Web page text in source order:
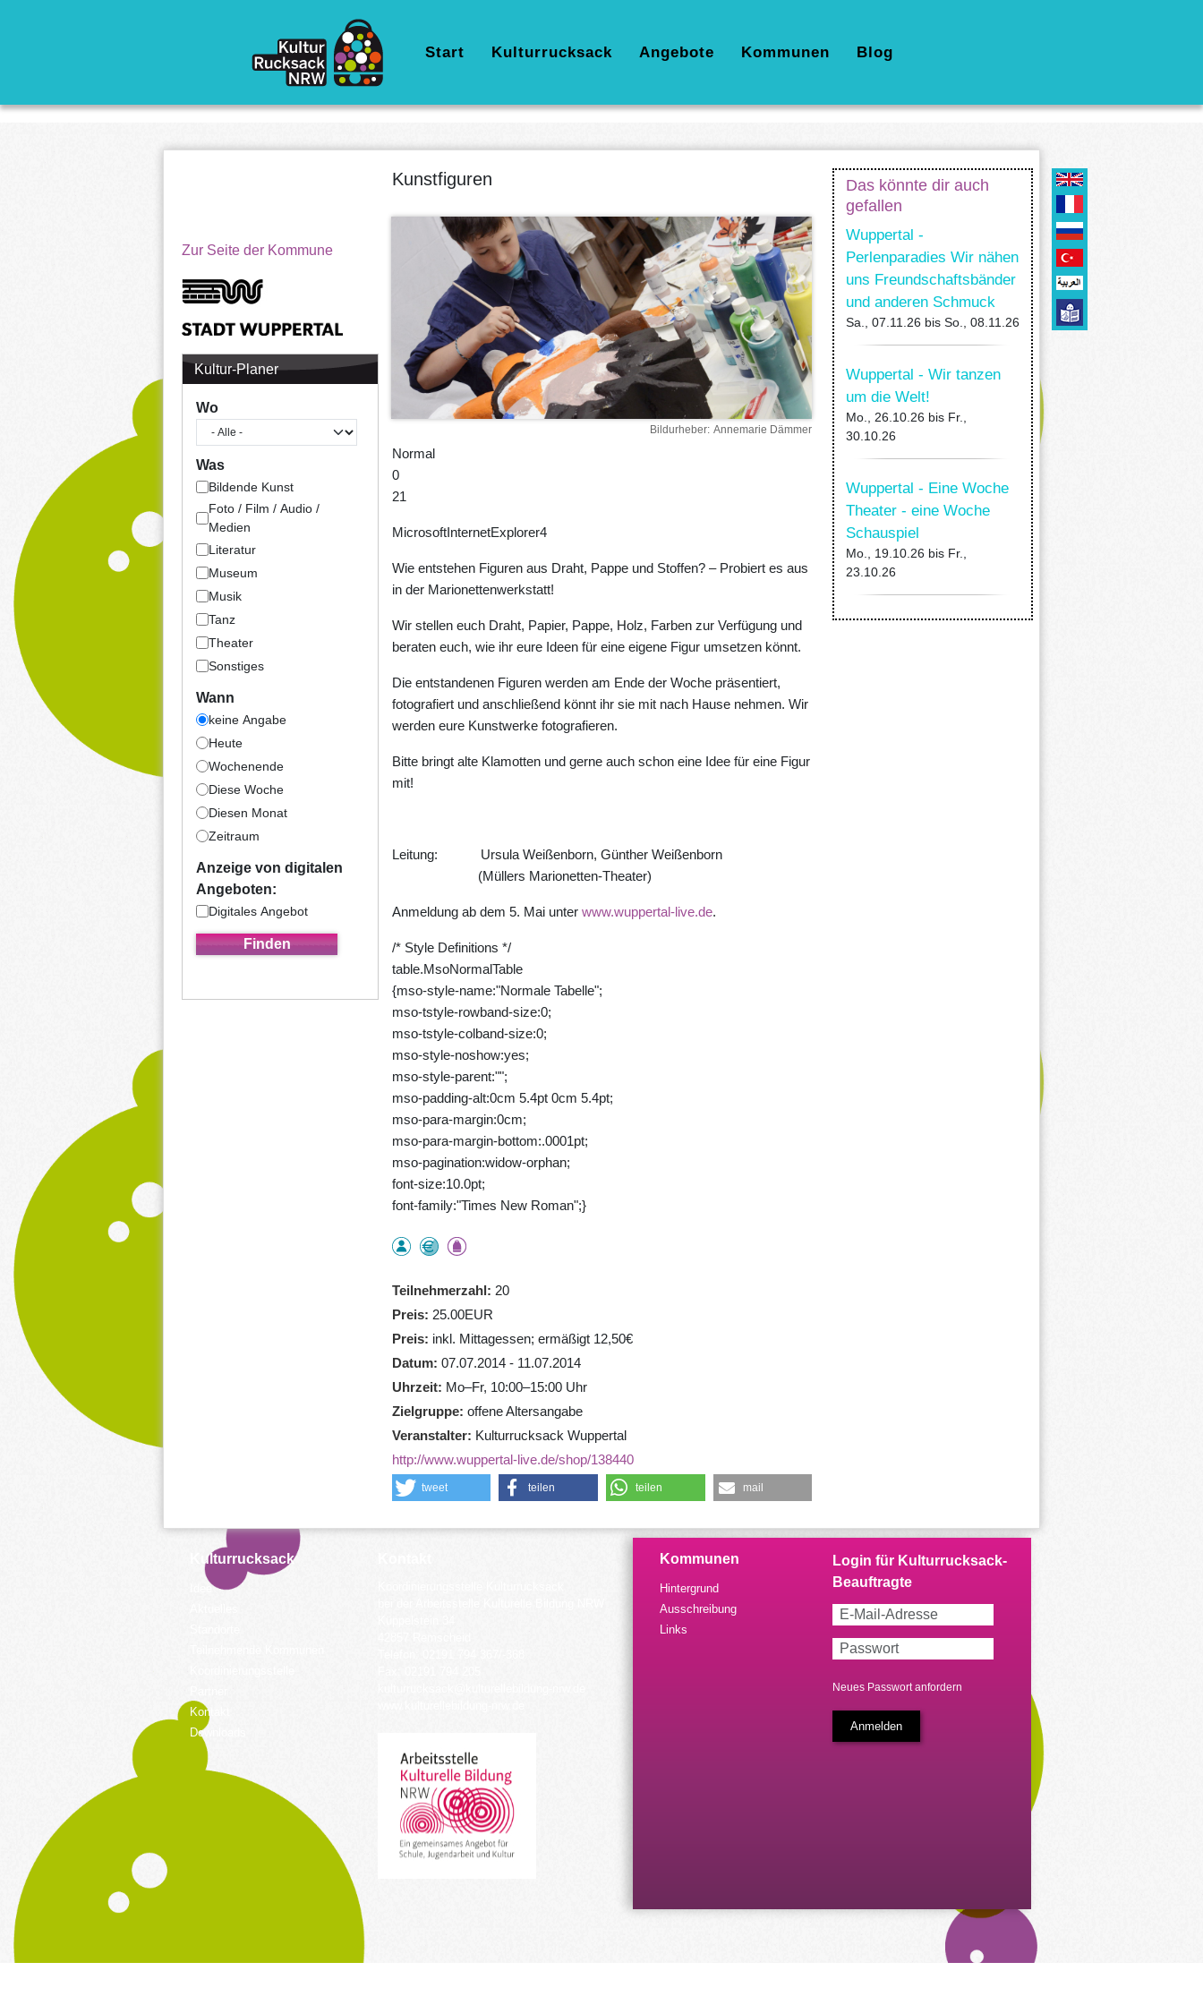
Hauptnavigation
Start Kulturrucksack Angebote Kommunen Blog
Zur Seite der Kommune
Kultur-Planer
Wo
Was
Bildende Kunst
Foto / Film / Audio /
Medien
Literatur
Museum
Musik
Tanz
Theater
Sonstiges
Wann
keine Angabe
Heute
Wochenende
Diese Woche
Diesen Monat
Zeitraum
Anzeige von digitalen
Angeboten:
Digitales Angebot
Kunstfiguren
Bildurheber Annemarie Dämmer
Normal
0
21
MicrosoftInternetExplorer4
Wie entstehen Figuren aus Draht, Pappe und Stoffen? – Probiert es aus
in der Marionettenwerkstatt!
Wir stellen euch Draht, Papier, Pappe, Holz, Farben zur Verfügung und
beraten euch, wie ihr eure Ideen für eine eigene Figur umsetzen könnt.
Die entstandenen Figuren werden am Ende der Woche präsentiert,
fotografiert und anschließend könnt ihr sie mit nach Hause nehmen. Wir
werden eure Kunstwerke fotografieren.
Bitte bringt alte Klamotten und gerne auch schon eine Idee für eine Figur
mit!
Leitung: Ursula Weißenborn, Günther Weißenborn
(Müllers Marionetten-Theater)
Anmeldung ab dem 5. Mai unter www.wuppertal-live.de.
/* Style Definitions */
table.MsoNormalTable
{mso-style-name:"Normale Tabelle";
mso-tstyle-rowband-size:0;
mso-tstyle-colband-size:0;
mso-style-noshow:yes;
mso-style-parent:"";
mso-padding-alt:0cm 5.4pt 0cm 5.4pt;
mso-para-margin:0cm;
mso-para-margin-bottom:.0001pt;
mso-pagination:widow-orphan;
font-size:10.0pt;
font-family:"Times New Roman";}
Teilnehmerzahl
20
Preis
25.00EUR
Preis
inkl. Mittagessen; ermäßigt 12,50€
Datum 07.07.2014 - 11.07.2014
Uhrzeit
Mo–Fr, 10:00–15:00 Uhr
Zielgruppe offene Altersangabe
Veranstalter
Kulturrucksack Wuppertal
http://www.wuppertal-live.de/shop/138440
tweet teilen teilen mail
Das könnte dir auch
gefallen
Wuppertal -
Perlenparadies Wir nähen
uns Freundschaftsbänder
und anderen Schmuck
Sa., 07.11.26 bis So., 08.11.26
Wuppertal - Wir tanzen
um die Welt!
Mo., 26.10.26 bis Fr.,
30.10.26
Wuppertal - Eine Woche
Theater - eine Woche
Schauspiel
Mo., 19.10.26 bis Fr.,
23.10.26
Kulturrucksack
Idee
Kontakt
Downloads
Kommunen
Hintergrund
Ausschreibung
Links
Neues Passwort anfordern